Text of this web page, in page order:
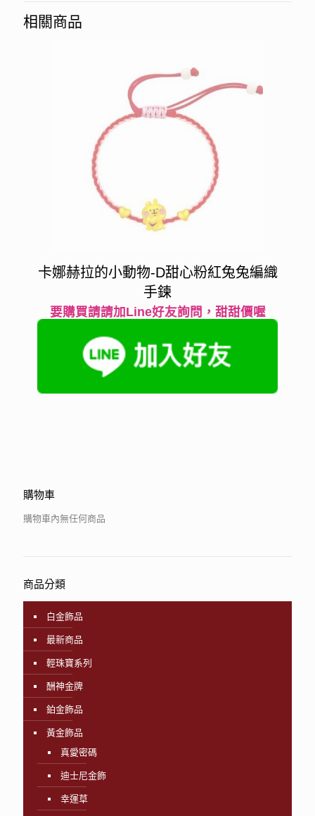
相關商品
卡娜赫拉的小動物-D甜心粉紅兔兔編織
手鍊
要購買請請加Line好友詢問，甜甜價喔
購物車
購物車內無任何商品
商品分類
白金飾品
最新商品
輕珠寶系列
酬神金牌
鉑金飾品
黃金飾品
真愛密碼
迪士尼金飾
幸運草